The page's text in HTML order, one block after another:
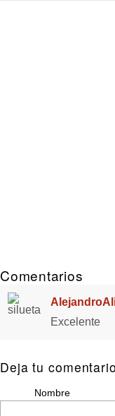
Comentarios
Excelente
Deja tu comentario
Nombre